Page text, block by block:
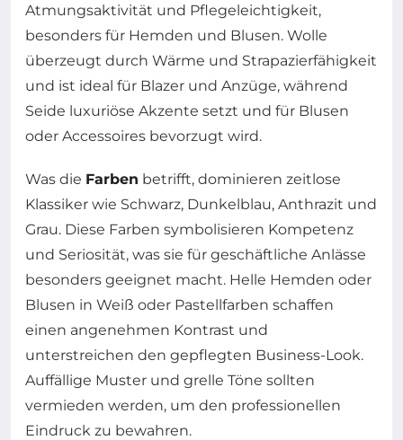
Atmungsaktivität und Pflegeleichtigkeit,
besonders für Hemden und Blusen. Wolle
überzeugt durch Wärme und Strapazierfähigkeit
und ist ideal für Blazer und Anzüge, während
Seide luxuriöse Akzente setzt und für Blusen
oder Accessoires bevorzugt wird.
Was die Farben betrifft, dominieren zeitlose
Klassiker wie Schwarz, Dunkelblau, Anthrazit und
Grau. Diese Farben symbolisieren Kompetenz
und Seriosität, was sie für geschäftliche Anlässe
besonders geeignet macht. Helle Hemden oder
Blusen in Weiß oder Pastellfarben schaffen
einen angenehmen Kontrast und
unterstreichen den gepflegten Business-Look.
Auffällige Muster und grelle Töne sollten
vermieden werden, um den professionellen
Eindruck zu bewahren.